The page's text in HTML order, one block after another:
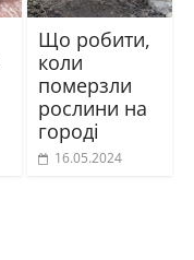
Що робити,
коли
померзли
рослини на
городі
16.05.2024